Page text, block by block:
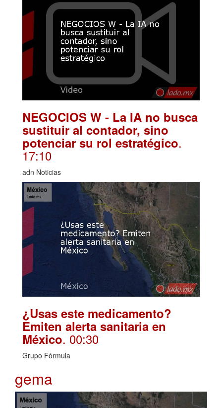
NEGOCIOS W - La IA no busca
sustituir al contador, sino
potenciar su rol estratégico.
17:10
adn Noticias
¿Usas este medicamento?
Emiten alerta sanitaria en
México. 00:30
Grupo Fórmula
gema